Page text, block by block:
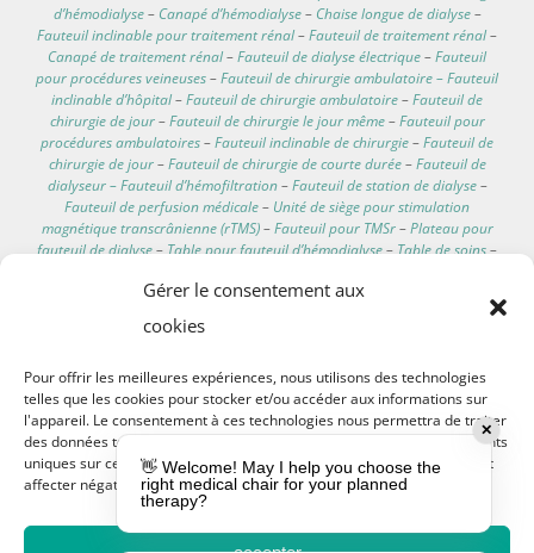
Gérer le consentement aux
cookies
Pour offrir les meilleures expériences, nous utilisons des technologies
telles que les cookies pour stocker et/ou accéder aux informations sur
l'appareil. Le consentement à ces technologies nous permettra de traiter
des données telles que le comportement de navigation ou les identifiants
uniques sur ce site. Ne pas consentir ou retirer son consentement peut
affecter négativement certaines caractéristiques et fonctions.
d’hémodialyse– Canapé d’hémodialyse– Chaise longue de dialyse–
Fauteuil inclinable pour traitement rénal–Fauteuil de traitement rénal–
Canapé de traitement rénal–Fauteuil de dialyse électrique–Fauteuil
pour procédures veineuses–Fauteuil de chirurgie ambulatoire – Fauteuil
inclinable d’hôpital–Fauteuil de chirurgie ambulatoire–Fauteuil de
chirurgie de jour–Fauteuil de chirurgie le jour même–Fauteuil pour
procédures ambulatoires–Fauteuil inclinable de chirurgie–Fauteuil de
chirurgie de jour–Fauteuil de chirurgie de courte durée–Fauteuil de
dialyseur – Fauteuil d’hémofiltration–Fauteuil de station de dialyse–
Fauteuil de perfusion médicale– Unité de siège pour stimulation
magnétique transcrânienne (rTMS)–Fauteuil pour TMSr–Plateau pour
fauteuil de dialyse– Table pour fauteuil d’hémodialyse– Table de soins–
soins pour services de dialyse–Table auxiliaire pour fauteuil
Table accessoire pour fauteuil de clinique de dialyse
Support pour perfusion IV
Fauteuil de dialyse résidentiel–Fauteuil d’hémodialyse à domicile–Siège
de dialyse à domicile–Fauteuil inclinable de dialyse portable–Siège
d’hémodialyse à domicile–Fauteuil inclinable pour dialyse à domicile–
Fauteuil de dialyse mobile
Fauteuil
de dialyse portable–Fauteuil d’hémodialyse portable–Fauteuil de
transport pour patients–Fauteuil de transport médical
Caractéristiques des fauteuils de dialyse
domicile–Meilleur fauteuil inclinable pour patients en dialyse–Fauteuils
✕
👋 Welcome! May I help you choose the
right medical chair for your planned
therapy?